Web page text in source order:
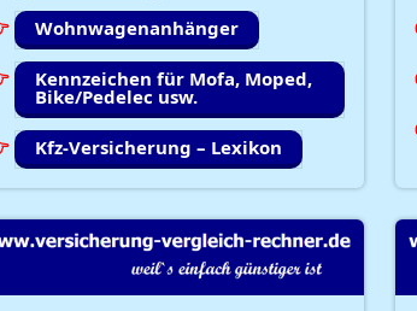
Wohnwagenanhänger
Kennzeichen für Mofa, Moped,
Bike/Pedelec usw.
Kfz-Versicherung – Lexikon